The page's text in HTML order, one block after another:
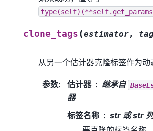
clone_tags (estimator,
从另一个估计器克隆标签作为动
参数: 估计器 继承自
器
标签名称
str 或 str